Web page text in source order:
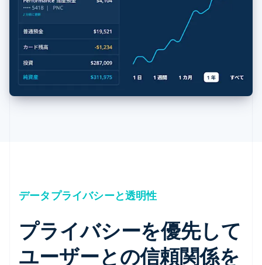
データプライバシーと透明性
プライバシーを優先して
ユーザーとの信頼関係を